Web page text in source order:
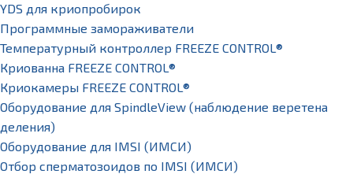
YDS для криопробирок
Программные замораживатели
Температурный контроллер FREEZE CONTROL®
Криованна FREEZE CONTROL®
Криокамеры FREEZE CONTROL®
Оборудование для SpindleView (наблюдение веретена
деления)
Оборудование для IMSI (ИМСИ)
Отбор сперматозоидов по IMSI (ИМСИ)